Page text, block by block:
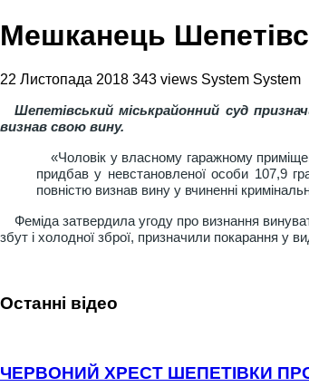
Мешканець
22 Листопада 2018 343 views System System
Шепетівський міськрайонний суд
визнав свою вину.
«Чоловік у власному гаражному
придбав у невстановленої особи 107,9
повністю визнав вину у вчиненні
Феміда затвердила угоду про визнання
збут і холодної зброї, призначили покарання у
Останні відео
ЧЕРВОНИЙ ХРЕСТ ШЕПЕТІВКИ